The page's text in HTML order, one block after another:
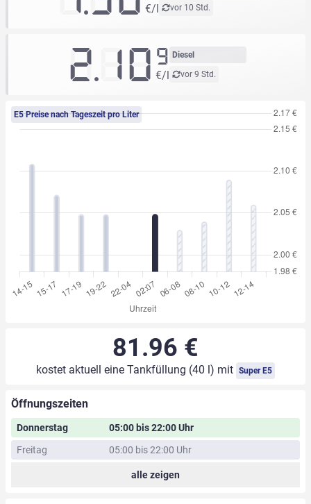
vor 10 Std.
€/l
Diesel
vor 9 Std.
2.10 9
€/l
E5 Preise nach Tageszeit pro Liter
81.96 €
kostet aktuell eine Tankfüllung (40 l) mit Super E5
Öffnungszeiten
Donnerstag
05:00 bis 22:00 Uhr
Freitag
05:00 bis 22:00 Uhr
alle zeigen